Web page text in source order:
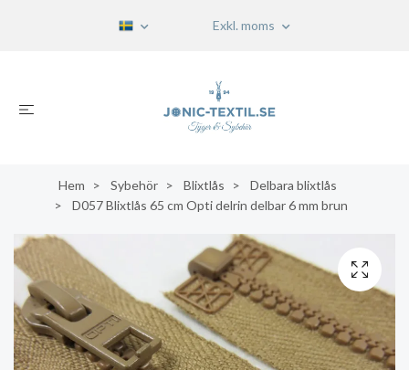
Exkl. moms
Hem Sybehör Blixtlås
Delbara blixtlås
D057 Blixtlås 65 cm Opti delrin delbar 6 mm brun